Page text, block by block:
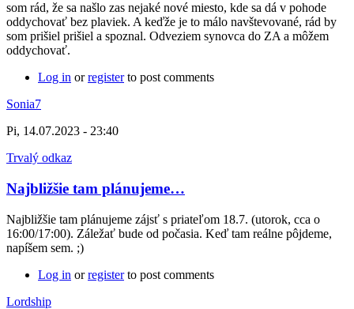
som rád, že sa našlo zas nejaké nové miesto, kde sa dá v pohode
oddychovať bez plaviek. A keďže je to málo navštevované, rád by
som prišiel prišiel a spoznal. Odveziem synovca do ZA a môžem
oddychovať.
Log in orregisterto post comments
Sonia7
Pi, 14.07.2023 - 23:40
Trvalý odkaz
Najbližšie tam plánujeme…
Najbližšie tam plánujeme zájsť s priateľom 18.7. (utorok, cca o
16:00/17:00). Záležať bude od počasia. Keď tam reálne pôjdeme,
napíšem sem. ;)
Log in orregisterto post comments
Lordship